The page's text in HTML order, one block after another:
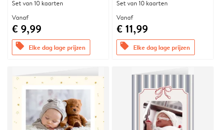
Set van 10 kaarten
Vanaf
€ 9,99
offers Elke dag lage prijzen
Set van 10 kaarten
Vanaf
€ 11,99
offers Elke dag lage prijzen